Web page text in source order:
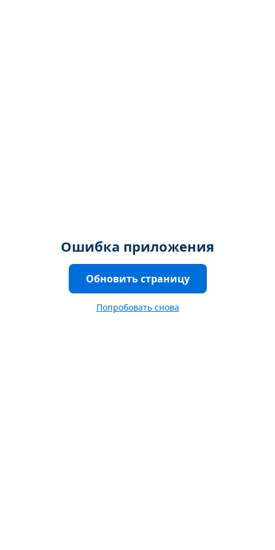
Ошибка приложения
Обновить страницу
Попробовать снова